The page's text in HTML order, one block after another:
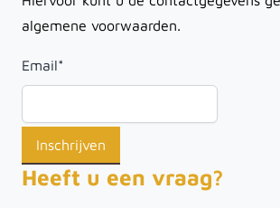
algemene voorwaarden.
Email*
Heeft u een vraag?